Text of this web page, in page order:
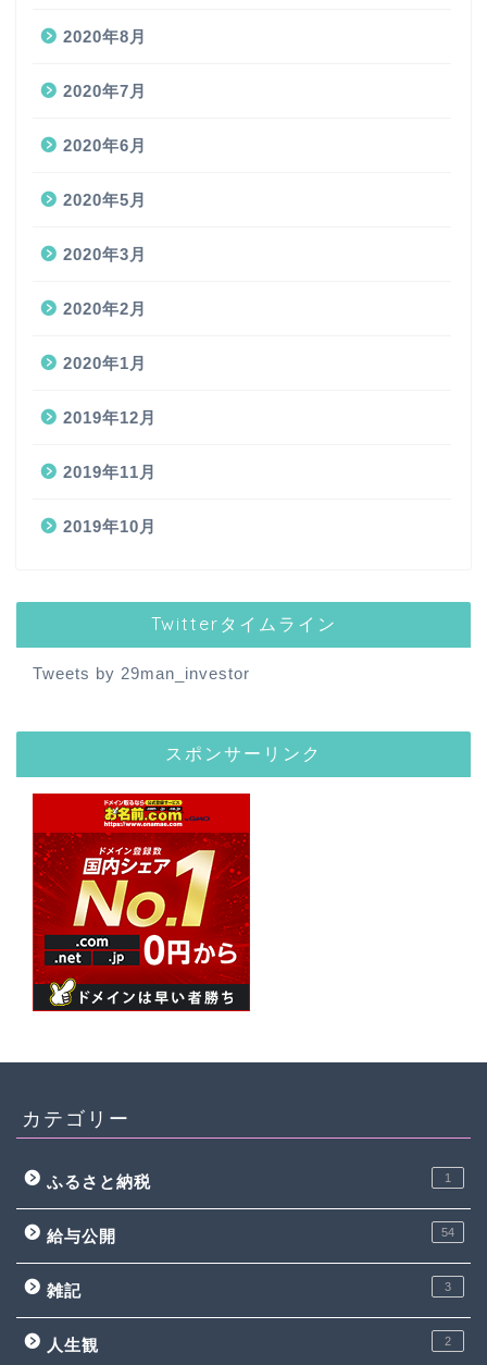
2020年8月
2020年7月
2020年6月
2020年5月
2020年3月
2020年2月
2020年1月
2019年12月
2019年11月
2019年10月
Twitterタイムライン
Tweets by 29man_investor
スポンサーリンク
カテゴリー
ふるさと納税 1
給与公開 54
雑記 3
人生観 2